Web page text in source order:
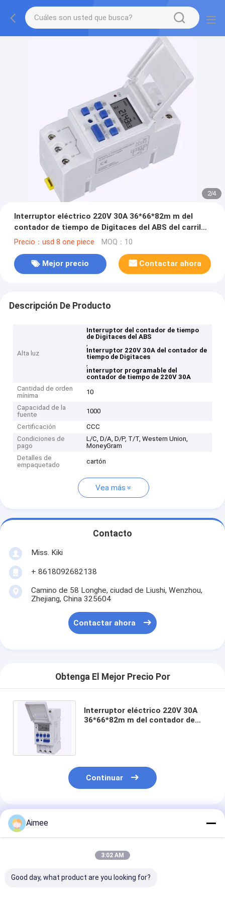
2/4
Interruptor eléctrico 220V 30A 36*66*82m m del
contador de tiempo de Digitaces del ABS del carril
de la ventaja
Precio：usd 8 one piece MOQ：10
Mejor precio Contactar ahora
Descripción De Producto
Alta luz
Interruptor del contador de tiempo
de Digitaces del ABS
,
Interruptor 220V 30A del contador de
tiempo de Digitaces
,
interruptor programable del
contador de tiempo de 220V 30A
Cantidad de orden
mínima
10
Capacidad de la
fuente
1000
Certificación
CCC
Condiciones de
pago
L/C, D/A, D/P, T/T, Western Union,
MoneyGram
Detalles de
empaquetado
cartón
Vea más
Contacto
Miss. Kiki
+ 8618092682138
Camino de 58 Longhe, ciudad de Liushi, Wenzhou,
Zhejiang, China 325604
Contactar ahora
Obtenga El Mejor Precio Por
Interruptor eléctrico 220V 30A
36*66*82m m del contador de
Continuar
Productos Recomendados
Aimee
3:02 AM
Good day, what product are you looking for?